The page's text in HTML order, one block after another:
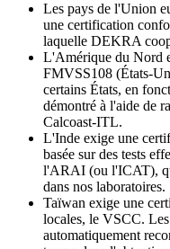
Les pays de l'Union
une certification
laquelle DEKRA
L'Amérique du Nord
FMVSS108 (États-
certains États, en
démontré à l'aide de
Calcoast-ITL.
L'Inde exige une
basée sur des tests
l'ARAI (ou l'ICAT),
dans nos laboratoires.
Taïwan exige une
locales, le VSCC.
automatiquement